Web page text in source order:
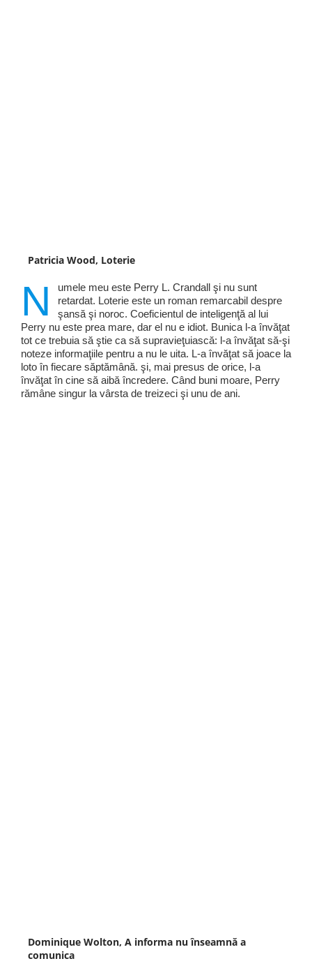
Patricia Wood, Loterie
N
umele meu este Perry L. Crandall şi nu sunt
retardat. Loterie este un roman remarcabil despre
şansă şi noroc. Coeficientul de inteligenţă al lui
Perry nu este prea mare, dar el nu e idiot. Bunica l-a învăţat
tot ce trebuia să ştie ca să supravieţuiască: l-a învăţat să-şi
noteze informaţiile pentru a nu le uita. L-a învăţat să joace la
loto în fiecare săptămână. şi, mai presus de orice, l-a
învăţat în cine să aibă încredere. Când buni moare, Perry
rămâne singur la vârsta de treizeci şi unu de ani.
Dominique Wolton, A informa nu înseamnă a
comunica